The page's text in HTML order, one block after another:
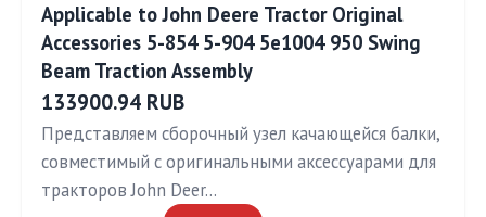
Applicable to John Deere Tractor Original
Accessories 5-854 5-904 5e1004 950 Swing
Beam Traction Assembly
133900.94 RUB
Представляем сборочный узел качающейся балки,
совместимый с оригинальными аксессуарами для
тракторов John Deer…